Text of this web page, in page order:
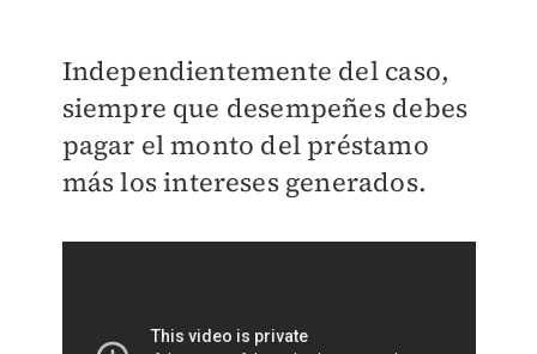
Independientemente del caso,
siempre que desempeñes debes
pagar el monto del préstamo
más los intereses generados.